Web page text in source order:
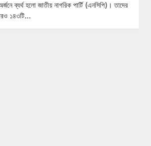
ব্যর্থ হলো জাতীয় নাগরিক পার্টি (এনসিপি)। তাদের
১৪৩টি…